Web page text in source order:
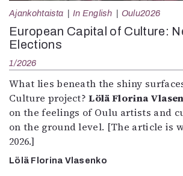
Ajankohtaista In English Oulu2026
European Capital of Culture:
Elections
1/2026
What lies beneath the shiny
Culture project?Lölä Florina
on the feelings of Oulu artists and
on the ground level. [The article is
2026.]
Lölä Florina Vlasenko